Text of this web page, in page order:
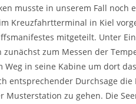
musste in unserem Fall
Kreuzfahrtterminal in Kiel
mitgeteilt. Unter
zunächst zum Messen der
Weg in seine Kabine um dort
entsprechender Durchsage
Musterstation zu gehen. Die